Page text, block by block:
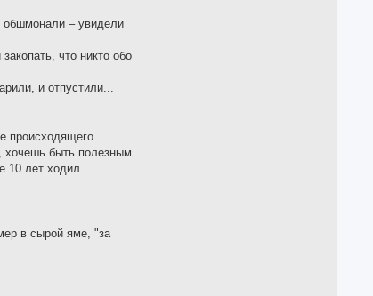
обшмонали – увидели
что никто обо
и отпустили...
происходящего.
хочешь быть полезным
10 лет ходил
в сырой яме, "за